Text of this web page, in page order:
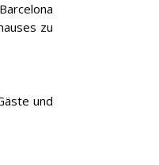
zu
und